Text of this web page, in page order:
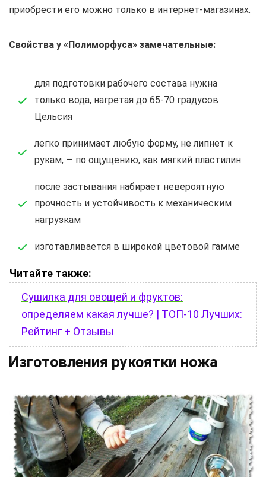
приобрести его можно только в интернет-магазинах.
Свойства у «Полиморфуса» замечательные:
для подготовки рабочего состава нужна
только вода, нагретая до 65-70 градусов
Цельсия
легко принимает любую форму, не липнет к
рукам, — по ощущению, как мягкий пластилин
после застывания набирает невероятную
прочность и устойчивость к механическим
нагрузкам
изготавливается в широкой цветовой гамме
Читайте также:
Сушилка для овощей и фруктов:
определяем какая лучше? | ТОП-10 Лучших:
Рейтинг + Отзывы
Изготовления рукоятки ножа